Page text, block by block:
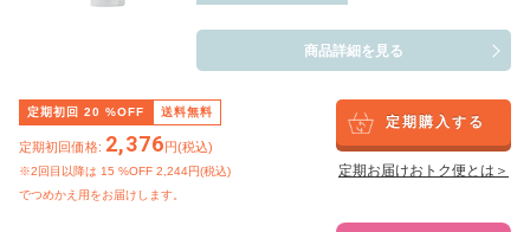
商品詳細を見る
定期初回 20 %OFF 送料無料
定期初回価格: 2,376円(税込)
※2回目以降は 15 %OFF 2,244円(税込)
でつめかえ用をお届けします。
定期購入する
定期お届けおトク便とは＞